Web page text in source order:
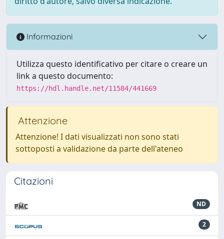
Informazioni
Utilizza questo identificativo per citare o creare un
link a questo documento:
https://hdl.handle.net/11584/441669
Attenzione
Attenzione! I dati visualizzati non sono stati
sottoposti a validazione da parte dell'ateneo
Citazioni
ND
2